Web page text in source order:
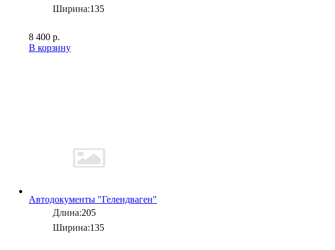
Ширина:135
8 400 р.
В корзину
Автодокументы "Гелендваген"
Длина:205
Ширина:135